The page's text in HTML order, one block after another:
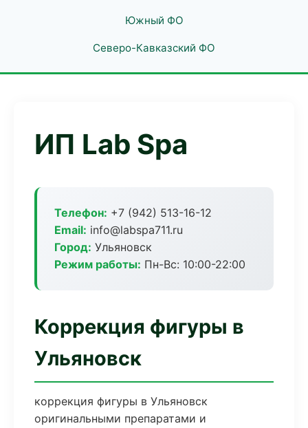
Южный ФО
Северо-Кавказский ФО
ИП Lab Spa
Телефон: +7 (942) 513-16-12
Email: info@labspa711.ru
Город: Ульяновск
Режим работы: Пн-Вс: 10:00-22:00
Коррекция фигуры в
Ульяновск
коррекция фигуры в Ульяновск
оригинальными препаратами и